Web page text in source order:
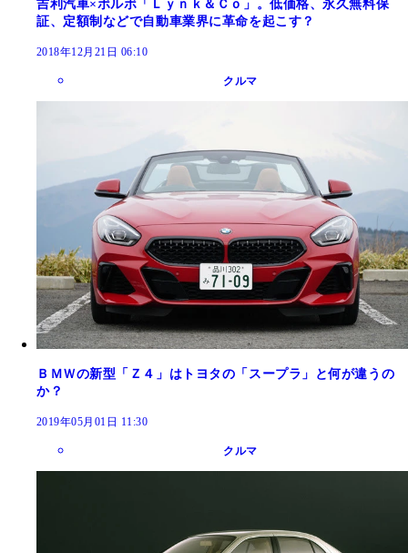
吉利汽車×ボルボ「Ｌｙｎｋ＆Ｃｏ」。低価格、永久無料保
証、定額制などで自動車業界に革命を起こす？
2018年12月21日 06:10
クルマ
ＢＭＷの新型「Ｚ４」はトヨタの「スープラ」と何が違うの
か？
2019年05月01日 11:30
クルマ